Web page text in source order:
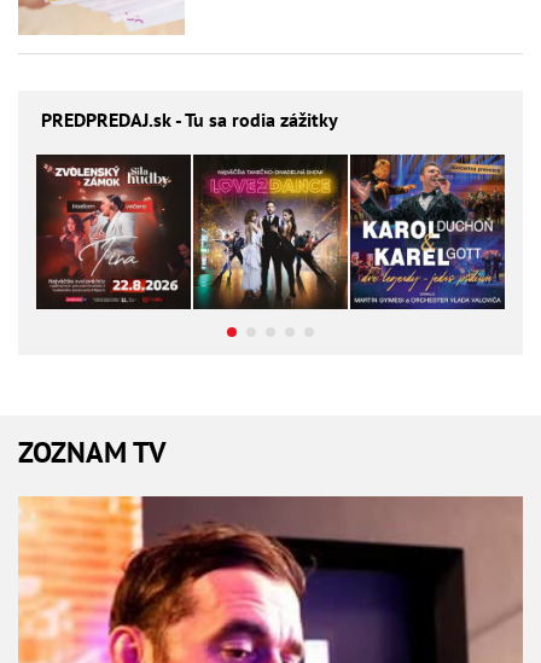
PREDPREDAJ.sk - Tu sa rodia zážitky
ZOZNAM TV